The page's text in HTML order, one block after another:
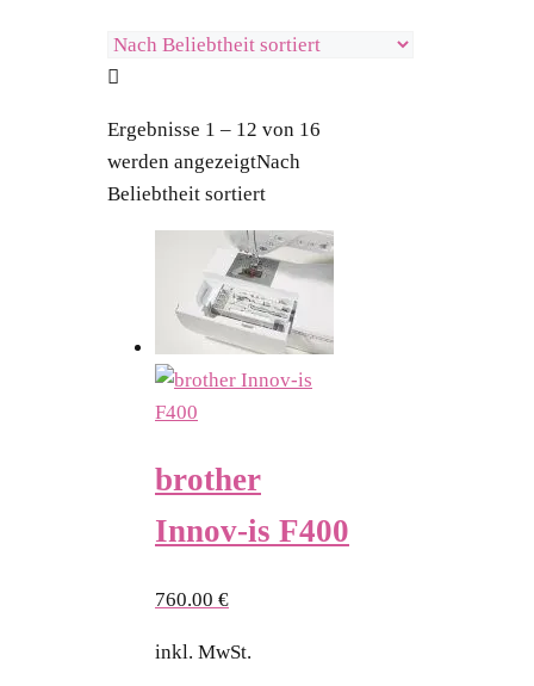
Ergebnisse 1 – 12 von 16
werden angezeigtNach
Beliebtheit sortiert
brother
Innov-is F400
760.00 €
inkl. MwSt.